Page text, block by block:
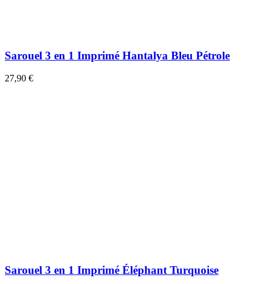
Sarouel 3 en 1 Imprimé Hantalya Bleu Pétrole
27,90 €
Sarouel 3 en 1 Imprimé Éléphant Turquoise